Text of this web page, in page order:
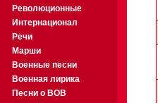
Революционные
Интернационал
Речи
Марши
Военные песни
Военная лирика
Песни о ВОВ